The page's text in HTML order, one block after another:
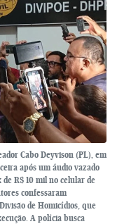
Cabo Deyvison (PL), em
após um áudio vazado
R$ 10 mil no celular de
confessaram
de Homicídios, que
A polícia busca